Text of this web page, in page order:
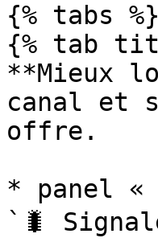
{% tabs %}
{% tab
**Mieux
canal et
offre.
* panel «
`🐛